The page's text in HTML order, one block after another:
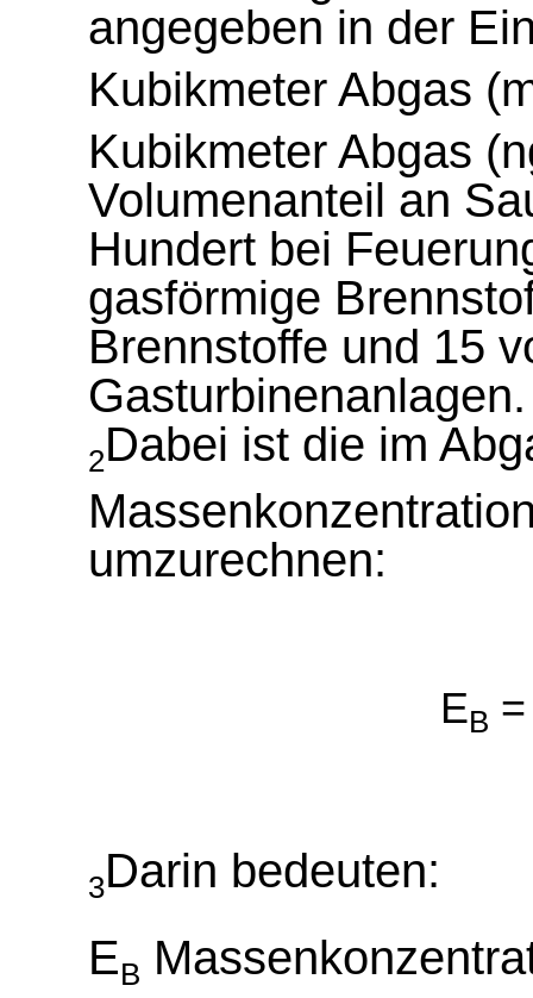
angegeben in der
Kubikmeter Abgas
Kubikmeter Abgas
Volumenanteil an
Hundert bei
gasförmige
Brennstoffe und 15
Gasturbinenanlagen.
2Dabei ist die im
umzurechnen:
EB
3Darin bedeuten:
EB